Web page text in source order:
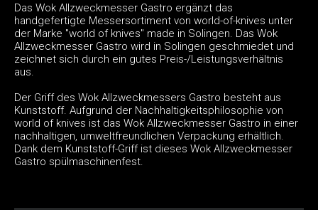
Das Wok Allzweckmesser Gastro ergänzt das
handgefertigte Messersortiment von world-of-knives unter
der Marke "world of knives" made in Solingen. Das Wok
Allzweckmesser Gastro wird in Solingen geschmiedet und
zeichnet sich durch ein gutes Preis-/Leistungsverhältnis
aus.
Der Griff des Wok Allzweckmessers Gastro besteht aus
Kunststoff. Aufgrund der Nachhaltigkeitsphilosophie von
world of knives ist das Wok Allzweckmesser Gastro in einer
nachhaltigen, umweltfreundlichen Verpackung erhältlich.
Dank dem Kunststoff-Griff ist dieses Wok Allzweckmesser
Gastro spülmaschinenfest.